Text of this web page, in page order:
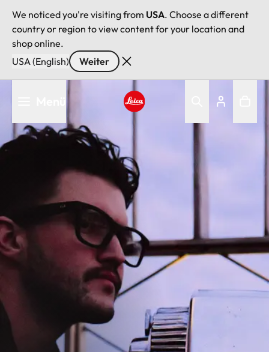
We noticed you're visiting from USA. Choose a different
country or region to view content for your location and
shop online.
USA (English)
Weiter